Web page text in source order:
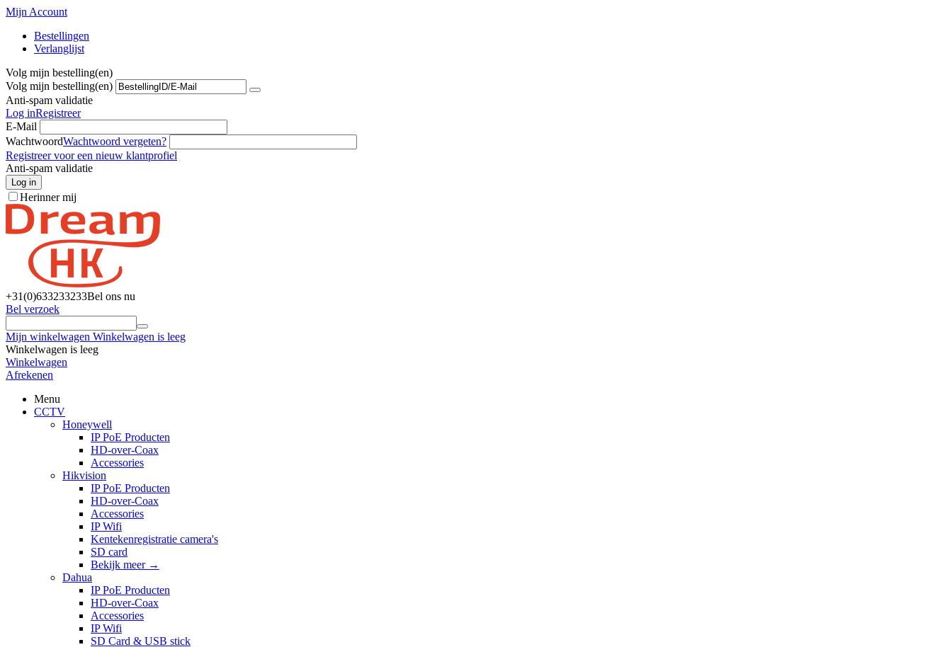
Mijn Account
Bestellingen
Verlanglijst
Volg mijn bestelling(en)
Volg mijn bestelling(en)
Anti-spam validatie
Log inRegistreer
E-Mail
WachtwoordWachtwoord vergeten?
Registreer voor een nieuw klantprofiel
Anti-spam validatie
Log in
Herinner mij
+31(0)633233233Bel ons nu
Bel verzoek
Mijn winkelwagen Winkelwagen is leeg
Winkelwagen is leeg
Winkelwagen
Afrekenen
Menu
CCTV
Honeywell
IP PoE Producten
HD-over-Coax
Accessories
Hikvision
IP PoE Producten
HD-over-Coax
Accessories
IP Wifi
Kentekenregistratie camera's
SD card
Bekijk meer →
Dahua
IP PoE Producten
HD-over-Coax
Accessories
IP Wifi
SD Card & USB stick